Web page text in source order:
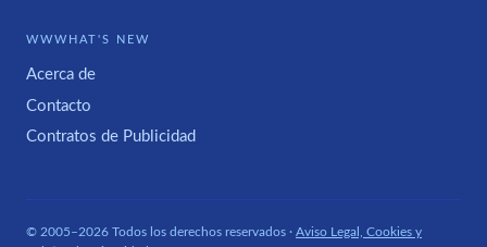
WWWHAT'S NEW
Acerca de
Contacto
Contratos de Publicidad
© 2005–2026 Todos los derechos reservados · Aviso Legal, Cookies y